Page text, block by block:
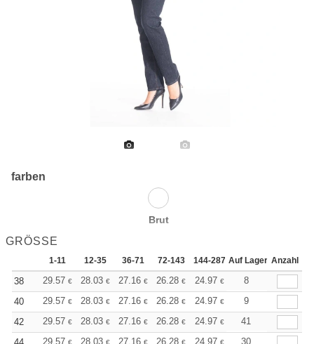
farben
Brut
GRÖSSE
1-11 12-35 36-71 72-143 144-287 288 + Mehr
Auf Lager Anzahl
38 29.57 € 28.03 € 27.16 € 26.28 € 24.97 € 24.31
8
40
29.57 € 28.03 € 27.16 € 26.28 € 24.97 € 24.31
9
42
29.57 € 28.03 € 27.16 € 26.28 € 24.97 € 24.31
41
29.57 € 28.03 € 27.16 € 26.28 € 24.97 € 24.31
30